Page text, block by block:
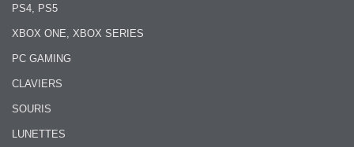
PS4, PS5
XBOX ONE, XBOX SERIES
PC GAMING
CLAVIERS
SOURIS
LUNETTES